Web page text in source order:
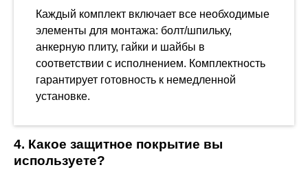
Каждый комплект включает все необходимые
элементы для монтажа: болт/шпильку,
анкерную плиту, гайки и шайбы в
соответствии с исполнением. Комплектность
гарантирует готовность к немедленной
установке.
4. Какое защитное покрытие вы
используете?